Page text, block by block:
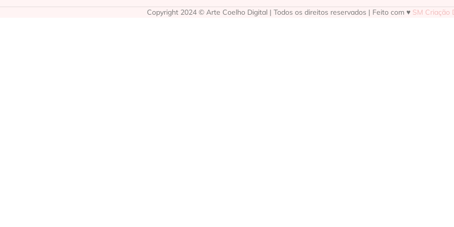
Copyright 2024 © Arte Coelho Digital | Todos os direitos reservados | Feito com ♥ SM Criação